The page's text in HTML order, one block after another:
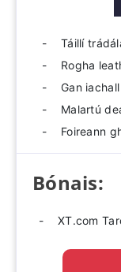
Táillí
Rogha
Gan
Malartú
Foireann
Bónais:
XT.com